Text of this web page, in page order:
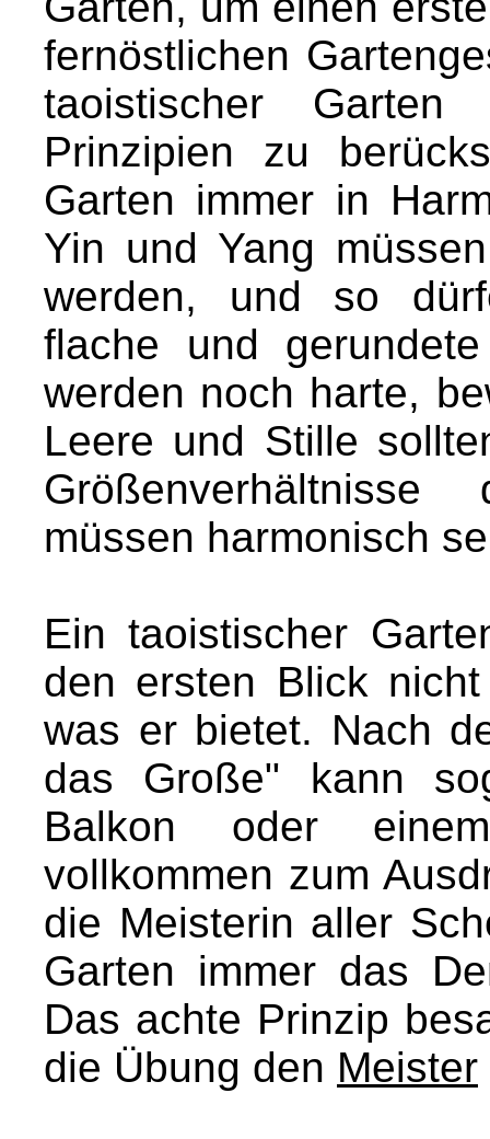
fernöstlichen
taoistischer
Prinzipien zu
Garten immer in
Yin und Yang
werden, und so
flache und
werden noch harte,
Leere und Stille
müssen harmonisch
Ein taoistischer
den ersten Blick
was er bietet. Nach
das Große" kann
Balkon oder
vollkommen zum
die Meisterin aller
Garten immer das
Das achte Prinzip
die Übung den Meister